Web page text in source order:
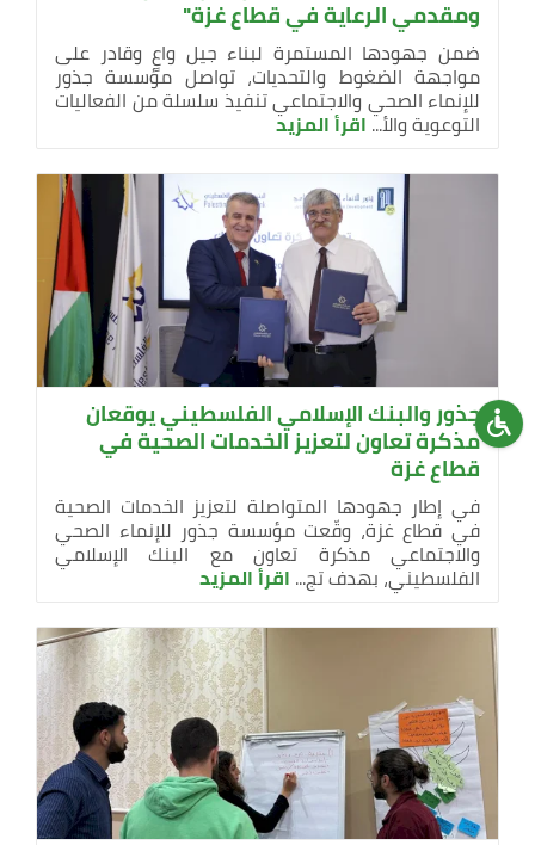
ومقدمي الرعاية في قطاع غزة"
ضمن جهودها المستمرة لبناء جيل واعٍ وقادر على
مواجهة الضغوط والتحديات، تواصل مؤسسة جذور
للإنماء الصحي والاجتماعي تنفيذ سلسلة من الفعاليات
التوعوية والأ...اقرأ المزيد
جذور والبنك الإسلامي الفلسطيني يوقعان
مذكرة تعاون لتعزيز الخدمات الصحية في
قطاع غزة
في إطار جهودها المتواصلة لتعزيز الخدمات الصحية
في قطاع غزة، وقّعت مؤسسة جذور للإنماء الصحي
والاجتماعي مذكرة تعاون مع البنك الإسلامي
الفلسطيني، بهدف تج... اقرأ المزيد